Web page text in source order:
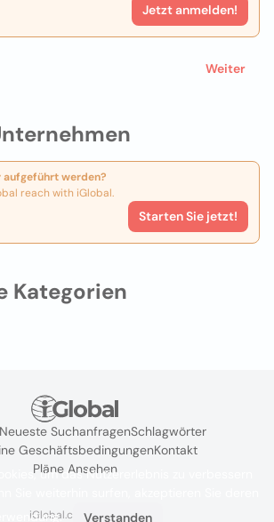
aufgeführt werden?
reach with iGlobal.
Starten Sie jetzt!
Jetzt anmelden!
Weiter
Kategorien
SuchanfragenSchlagwörter
GeschäftsbedingungenKontakt
Pläne Ansehen
iGlobal.co @ 2024
um das Nutzererlebnis zu verbessern
Verstanden